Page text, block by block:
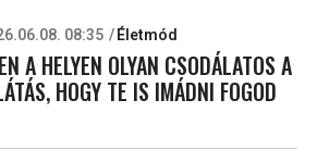
08:35 Életmód
A HELYEN OLYAN CSODÁLATOS A
HOGY TE IS IMÁDNI FOGOD